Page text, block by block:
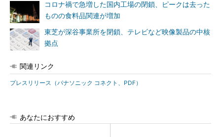
コロナ禍で急増した国内工場の閉鎖、ピークは去った
ものの食料品関連が増加
東芝が深谷事業所を閉鎖、テレビなど映像製品の中核
拠点
関連リンク
プレスリリース（パナソニック コネクト、PDF）
あなたにおすすめ